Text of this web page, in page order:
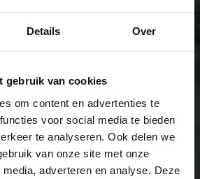
Details Over
gebruik van cookies
om content en advertenties te
voor social media te bieden
te analyseren. Ook delen we
van onze site met onze
adverteren en analyse. Deze
het team van Huid.